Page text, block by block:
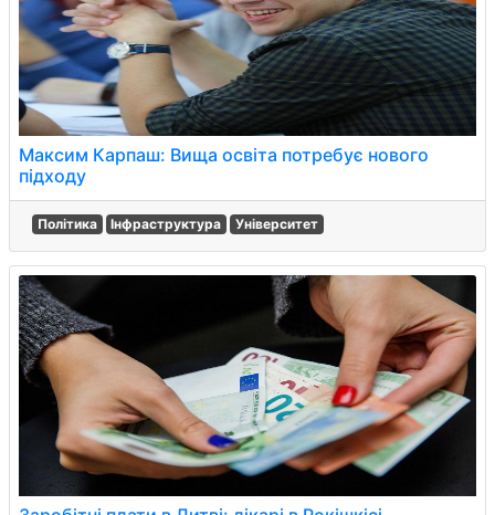
Максим Карпаш: Вища освіта потребує нового
підходу
Політика Інфраструктура Університет